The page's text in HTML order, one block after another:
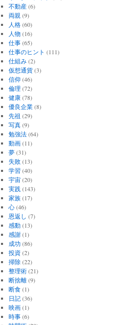
不動産(6)
両親 (9)
人格(60)
人物 (16)
仕事(65)
仕事のヒント (111)
仕組み(2)
仮想通貨(3)
信仰 (46)
倫理 (72)
健康(78)
優良企業(8)
先祖 (29)
写真(9)
勉強法(64)
動画(11)
夢(31)
失敗(13)
学習 (40)
宇宙(20)
実践 (143)
家族(17)
心(46)
恩返し (7)
感動(13)
感謝(1)
成功 (86)
投資(2)
掃除(22)
整理術(21)
断捨離(9)
断食(1)
日記(36)
映画(1)
時事(6)